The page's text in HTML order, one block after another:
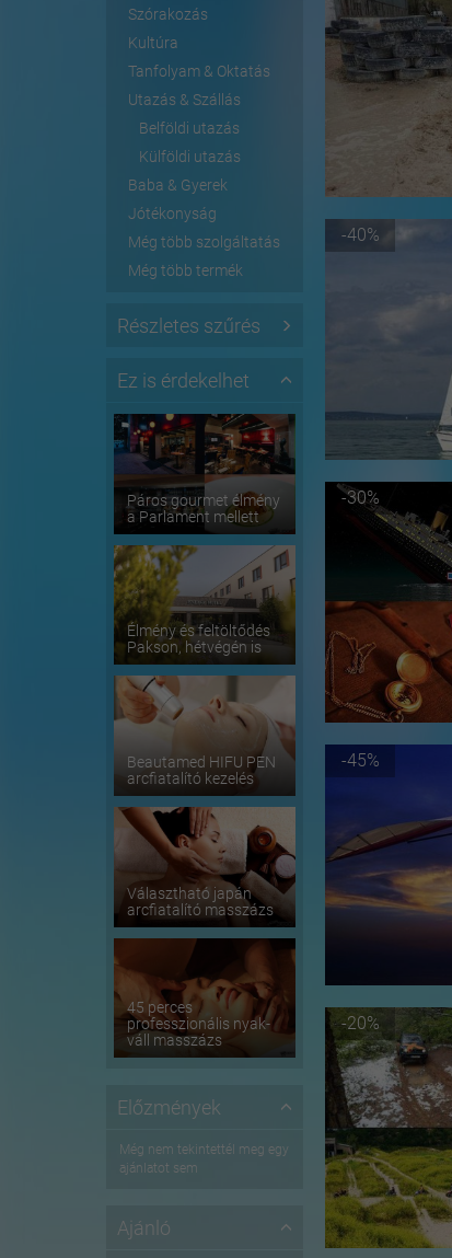
Szórakozás
Kultúra
Tanfolyam & Oktatás
Utazás & Szállás
Belföldi utazás
Külföldi utazás
Baba & Gyerek
Jótékonyság
Még több szolgáltatás
Még több termék
Részletes szűrés
Ez is érdekelhet
Páros gourmet élmény
a Parlament mellett
Élmény és feltöltődés
Pakson, hétvégén is
Beautamed HIFU PEN
arcfiatalító kezelés
Választható japán
arcfiatalító masszázs
45 perces
professzionális nyak-
váll masszázs
Előzmények
Még nem tekintettél meg egy
ajánlatot sem
Ajánló
-40%
-30%
-45%
-20%